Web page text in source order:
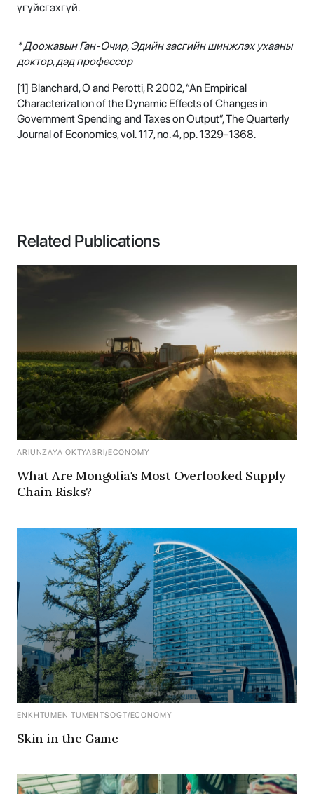
үгүйсгэхгүй.
* Доожавын Ган-Очир, Эдийн засгийн шинжлэх ухааны
доктор, дэд профессор
[1] Blanchard, O and Perotti, R 2002, “An Empirical
Characterization of the Dynamic Effects of Changes in
Government Spending and Taxes on Output”, The Quarterly
Journal of Economics, vol. 117, no. 4, pp. 1329-1368.
Related Publications
ARIUNZAYA OKTYABRI/ECONOMY
What Are Mongolia's Most Overlooked Supply
Chain Risks?
ENKHTUMEN TUMENTSOGT/ECONOMY
Skin in the Game